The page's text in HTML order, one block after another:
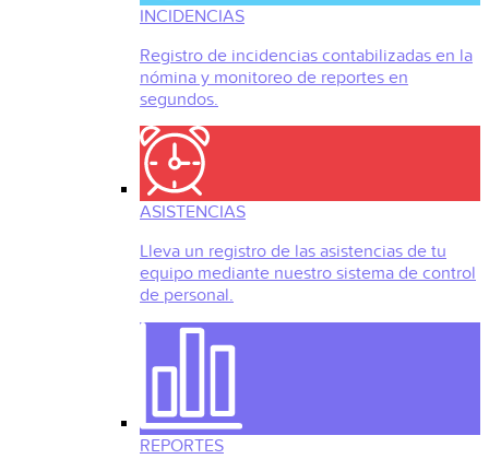
INCIDENCIAS
Registro de incidencias contabilizadas en la
nómina y monitoreo de reportes en
segundos.
ASISTENCIAS
Lleva un registro de las asistencias de tu
equipo mediante nuestro sistema de control
de personal.
REPORTES